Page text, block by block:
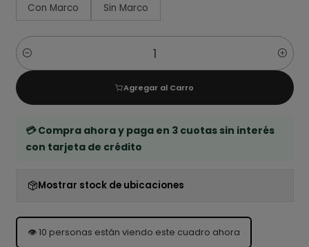
Con Marco Sin Marco
Cantidad
Agregar al Carro
💳 Compra ahora y paga en 3 cuotas sin interés
con tarjeta de crédito
Mostrar stock de ubicaciones
👁️10 personas están viendo este cuadro ahora